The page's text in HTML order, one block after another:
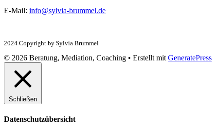
E-Mail: info@sylvia-brummel.de
2024 Copyright by Sylvia Brummel
© 2026 Beratung, Mediation, Coaching • Erstellt mitGeneratePress
Schließen
Datenschutzübersicht